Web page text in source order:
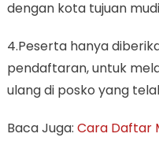
dengan kota tujuan
4.Peserta hanya
pendaftaran, untuk
ulang di posko yang
Baca Juga: Cara Daftar